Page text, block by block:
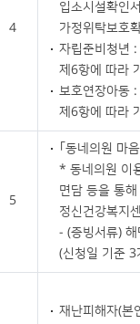
4
입소시설확인
가정위탁보호
자립준비청년 :
제6항에 따라
보호연장아동 :
제6항에 따라
5
｢동네의원 마
* 동네의원 이
면담 등을 통
정신건강복지
- (증빙서류)
(신청일 기준 3
재난피해자(본